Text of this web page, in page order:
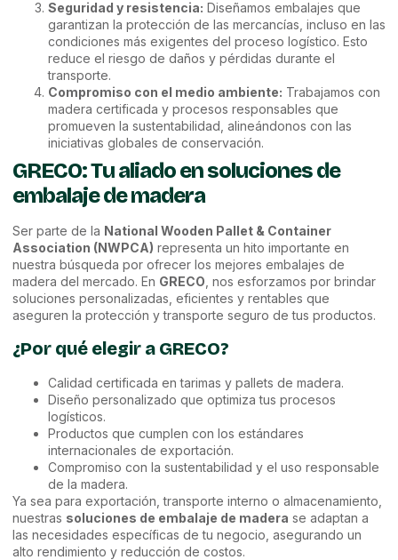
Seguridad y resistencia: Diseñamos embalajes que
garantizan la protección de las mercancías, incluso en las
condiciones más exigentes del proceso logístico. Esto
reduce el riesgo de daños y pérdidas durante el
transporte.
Compromiso con el medio ambiente: Trabajamos con
madera certificada y procesos responsables que
promueven la sustentabilidad, alineándonos con las
iniciativas globales de conservación.
GRECO: Tu aliado en soluciones de
embalaje de madera
Ser parte de la National Wooden Pallet & Container
Association (NWPCA) representa un hito importante en
nuestra búsqueda por ofrecer los mejores embalajes de
madera del mercado. En GRECO , nos esforzamos por brindar
soluciones personalizadas, eficientes y rentables que
aseguren la protección y transporte seguro de tus productos.
¿Por qué elegir a GRECO?
Calidad certificada en tarimas y pallets de madera.
Diseño personalizado que optimiza tus procesos
logísticos.
Productos que cumplen con los estándares
internacionales de exportación.
Compromiso con la sustentabilidad y el uso responsable
de la madera.
Ya sea para exportación, transporte interno o almacenamiento,
nuestras soluciones de embalaje de madera se adaptan a
las necesidades específicas de tu negocio, asegurando un
alto rendimiento y reducción de costos.